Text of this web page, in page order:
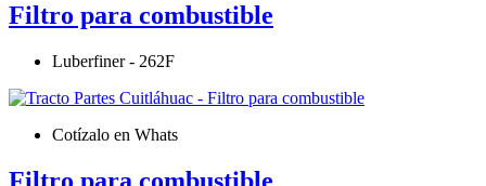
Filtro para combustible
Luberfiner - 262F
Cotízalo en Whats